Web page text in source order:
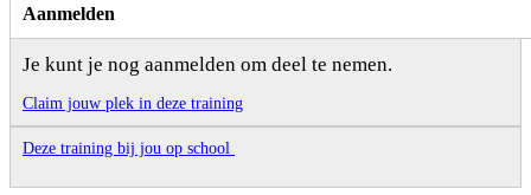
Aanmelden
Je kunt je nog aanmelden om deel te nemen.
Claim jouw plek in deze training
Deze training bij jou op school